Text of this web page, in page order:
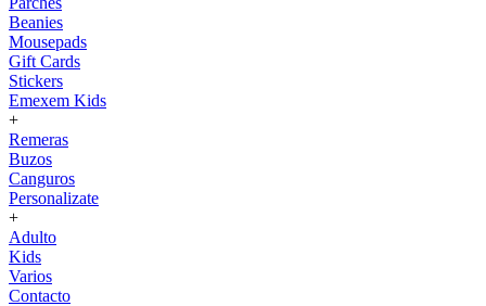
Beanies
Mousepads
Gift Cards
Stickers
Emexem Kids
+
Remeras
Buzos
Canguros
Personalizate
+
Adulto
Kids
Varios
Contacto